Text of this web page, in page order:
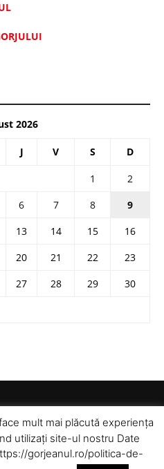
2026
J V S D
1
2
6 7 8
9
13 14 15
16
20 21 22
23
27 28 29
30
mult mai plăcută experiența
utilizați site-ul nostru Date
gorjeanul.ro/politica-de-